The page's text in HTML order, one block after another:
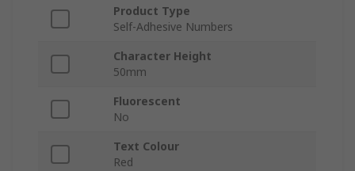
Product Type
Self-Adhesive Numbers
Character Height
50mm
Fluorescent
No
Text Colour
Red